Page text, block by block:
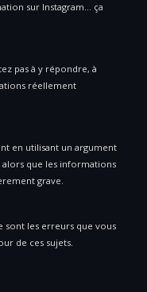
sur Instagram… ça
pas à y répondre, à
réellement
en utilisant un argument
alors que les informations
grave.
sont les erreurs que vous
de ces sujets.